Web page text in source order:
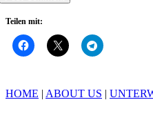
Teilen mit:
HOME | ABOUT US |